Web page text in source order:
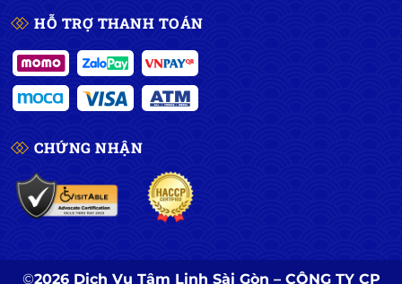
HỖ TRỢ THANH TOÁN
CHỨNG NHẬN
©2026 Dịch Vụ Tâm Linh Sài Gòn – CÔNG TY CP